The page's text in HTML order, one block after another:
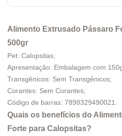
Alimento Extrusado Pássaro
500gr
Pet: Calopsitas;
Apresentação: Embalagem com
Transgênicos: Sem Transgênicos;
Corantes: Sem Corantes;
Código de barras: 7898329490021.
Quais os benefícios do
Forte para Calopsitas?